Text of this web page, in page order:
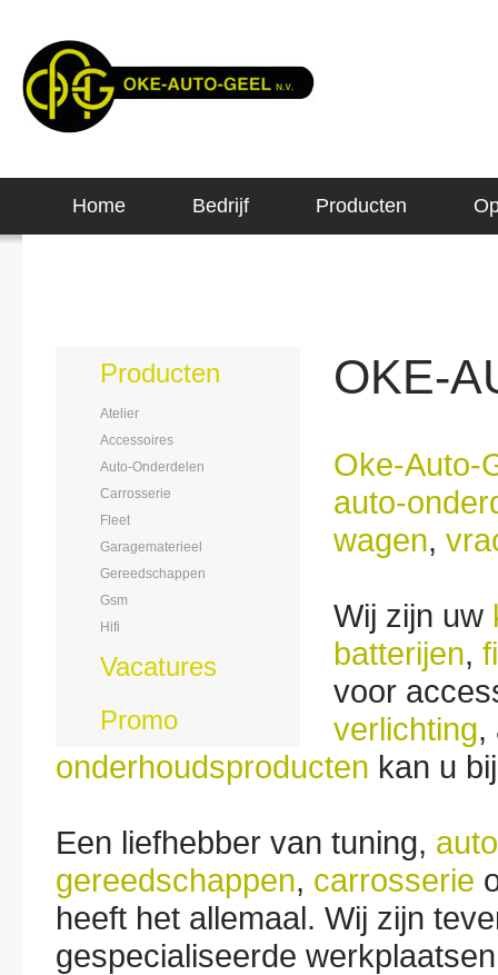
Home Bedrijf Producten
Producten
Atelier
Accessoires
Auto-Onderdelen
Carrosserie
Fleet
Garagematerieel
Gereedschappen
Gsm
Hifi
Vacatures
Promo
OKE-
Oke-Auto-
auto-
wagen,
Wij zijn uw
batterijen,
voor
verlichting,
onderhoudsproducten kan u
Een liefhebber van tuning,
gereedschappen, carrosserie
heeft het allemaal. Wij zijn
gespecialiseerde